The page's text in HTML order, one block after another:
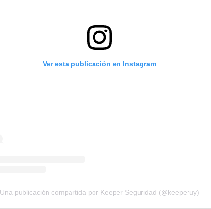
Ver esta publicación en Instagram
Una publicación compartida por Keeper Seguridad (@keeperuy)